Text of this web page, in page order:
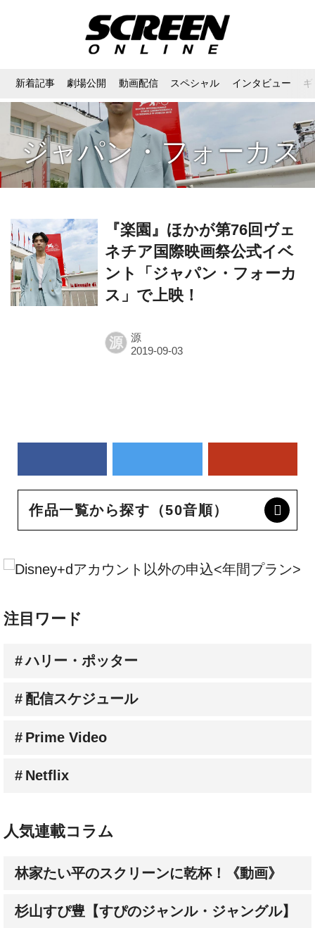
新着記事 劇場公開 動画配信 スペシャル インタビュー
ジャパン・フォーカス
『楽園』ほかが第76回ヴェ
ネチア国際映画祭公式イベ
ント「ジャパン・フォーカ
ス」で上映！
源 源
作品一覧から探す（50音順）
ハリー・ポッター
配信スケジュール
Prime Video
Netflix
林家たい平のスクリーンに乾杯！《動画》
杉山すぴ豊【すぴのジャンル・ジャングル】
3人の批評家が選ぶ【オススメ新作映画】